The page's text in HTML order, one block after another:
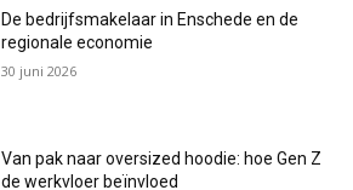
De bedrijfsmakelaar in Enschede en de
regionale economie
30 juni 2026
Van pak naar oversized hoodie: hoe Gen Z
de werkvloer beïnvloed